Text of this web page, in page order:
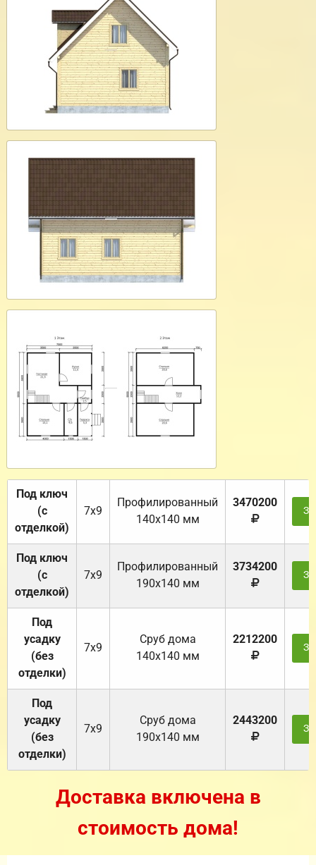
Под ключ
(с
отделкой)
7х9
Профилированный
140х140 мм
3470200
Под ключ
(с
отделкой)
7х9
Профилированный
190х140 мм
3734200
Под
усадку
(без
отделки)
7х9
Cруб дома
140х140 мм
2212200
Под
усадку
(без
отделки)
7х9
Cруб дома
190х140 мм
2443200
Доставка включена в
стоимость дома!